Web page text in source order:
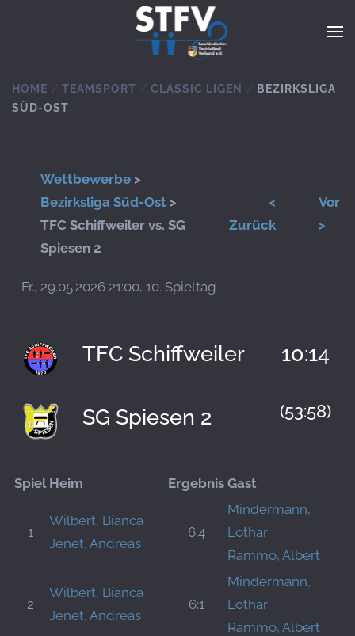
Zum Hauptinhalt springen
HOME TEAMSPORT CLASSIC LIGEN
BEZIRKSLIGA
SÜD-OST
Wettbewerbe >
Bezirksliga Süd-Ost >
TFC Schiffweiler vs. SG
Spiesen 2
<
Zurück
Vor
>
Fr., 29.05.2026 21:00, 10. Spieltag
TFC Schiffweiler 10:14
(53:58)
SG Spiesen 2
Spiel Heim Ergebnis Gast
1
Wilbert, Bianca
Jenet, Andreas
6:4
Mindermann,
Lothar
Rammo, Albert
2
Wilbert, Bianca
Jenet, Andreas
6:1
Mindermann,
Lothar
Rammo, Albert